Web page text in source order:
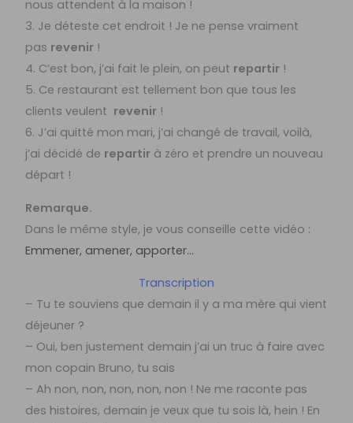
nous attendent à la maison !
3. Je déteste cet endroit ! Je ne pense vraiment
pas revenir !
4. C’est bon, j’ai fait le plein, on peut repartir !
5. Ce restaurant est tellement bon que tous les
clients veulent revenir !
6. J’ai quitté mon mari, j’ai changé de travail, voilà,
j’ai décidé de repartir à zéro et prendre un nouveau
départ !
Remarque.
Dans le même style, je vous conseille cette vidéo :
Emmener, amener, apporter…
Transcription
– Tu te souviens que demain il y a ma mère qui vient
déjeuner ?
– Oui, ben justement demain j’ai un truc à faire avec
mon copain Bruno, tu sais
– Ah non, non, non, non, non ! Ne me raconte pas
des histoires, demain je veux que tu sois là, hein ! En